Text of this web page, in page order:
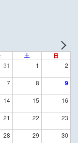
土 日
31 1 2
7 8 9
14 15 16
21 22 23
28 29 30